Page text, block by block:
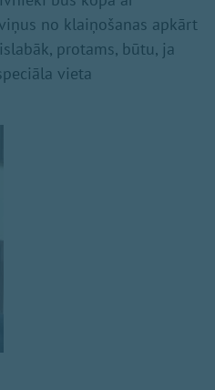
no klaiņošanas apkārt
protams, būtu, ja
vieta